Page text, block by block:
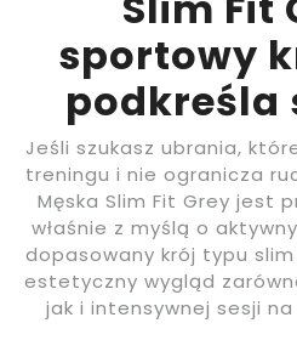
sportowy
podkreśla
Jeśli szukasz ubrania,
treningu i nie ogranicza
Męska Slim Fit Grey jest
właśnie z myślą o
dopasowany krój typu
estetyczny wygląd
jak i intensywnej sesji na